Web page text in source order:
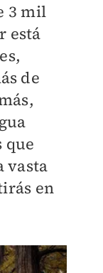
3 mil
está
de
que
vasta
en